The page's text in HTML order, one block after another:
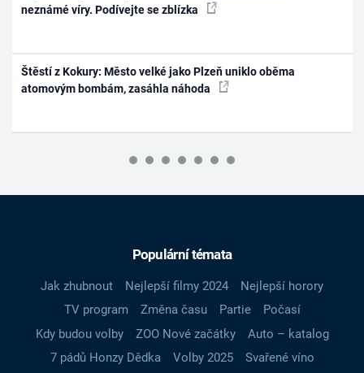
neznámé víry. Podívejte se zblízka
Štěstí z Kokury: Město velké jako Plzeň uniklo oběma
atomovým bombám, zasáhla náhoda
Populární témata
Jak zhubnout Nejlepší filmy 2024
Nejlepší horory
TV program
Změna času Partie
Počasí
Kdy budou volby
ZOO Nové začátky
Auto – katalog
7 pádů Honzy Dědka
Volby 2025
Svařené víno